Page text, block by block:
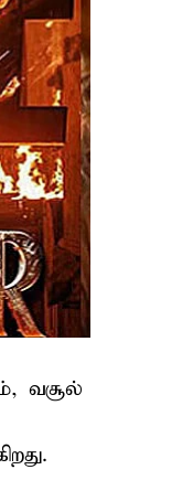
வசூல்